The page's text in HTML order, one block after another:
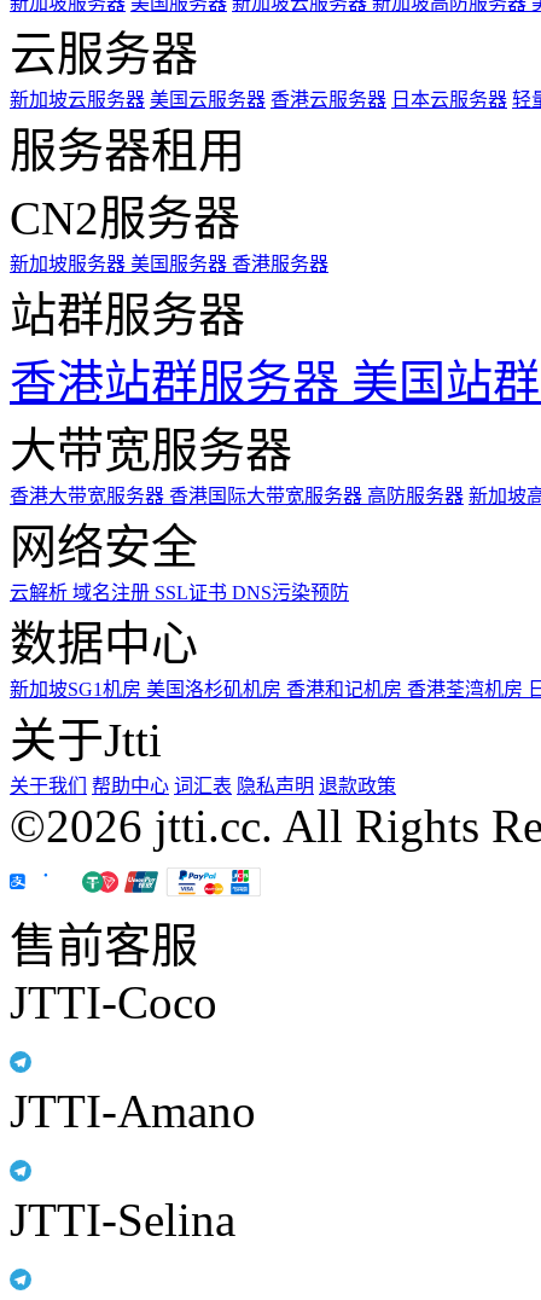
云服务器
新加坡云服务器 美国云服务器 香港云服务器 日本云服务器 轻
服务器租用
CN2服务器
新加坡服务器 美国服务器 香港服务器
站群服务器
香港站群服务器 美国站
大带宽服务器
香港大带宽服务器 香港国际大带宽服务器 高防服务器 新加坡
网络安全
云解析 域名注册 SSL证书 DNS污染预防
数据中心
新加坡SG1机房 美国洛杉矶机房 香港和记机房 香港荃湾机房
关于Jtti
关于我们 帮助中心 词汇表 隐私声明 退款政策
©2026 jtti.cc. All Rights
售前客服
JTTI-Coco
JTTI-Amano
JTTI-Selina